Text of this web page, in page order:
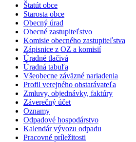
Štatút obce
Starosta obce
Obecný úrad
Obecné zastupiteľstvo
Komisie obecného zastupiteľstva
Zápisnice z OZ a komisií
Úradné tlačivá
Úradná tabuľa
Všeobecne záväzné nariadenia
Profil verejného obstarávateľa
Zmluvy, objednávky, faktúry
Záverečný účet
Oznamy
Odpadové hospodárstvo
Kalendár vývozu odpadu
Pracovné príležitosti